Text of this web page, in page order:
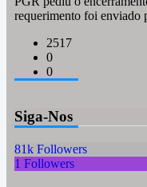
requerimento foi enviado
2517
0
0
Siga-Nos
81k Followers
1 Followers